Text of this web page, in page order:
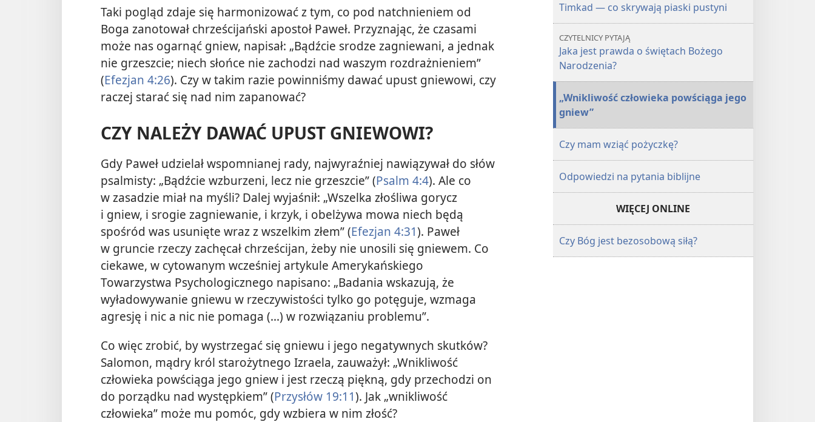
Taki pogląd zdaje się harmonizować z tym, co pod natchnieniem od
Boga zanotował chrześcijański apostoł Paweł. Przyznając, że czasami
może nas ogarnąć gniew, napisał: „Bądźcie srodze zagniewani, a jednak
nie grzeszcie; niech słońce nie zachodzi nad waszym rozdrażnieniem”
(Efezjan 4:26). Czy w takim razie powinniśmy dawać upust gniewowi, czy
raczej starać się nad nim zapanować?
CZY NALEŻY DAWAĆ UPUST GNIEWOWI?
Gdy Paweł udzielał wspomnianej rady, najwyraźniej nawiązywał do słów
psalmisty: „Bądźcie wzburzeni, lecz nie grzeszcie” (Psalm 4:4). Ale co
w zasadzie miał na myśli? Dalej wyjaśnił: „Wszelka złośliwa gorycz
i gniew, i srogie zagniewanie, i krzyk, i obelżywa mowa niech będą
spośród was usunięte wraz z wszelkim złem” (Efezjan 4:31). Paweł
w gruncie rzeczy zachęcał chrześcijan, żeby nie unosili się gniewem. Co
ciekawe, w cytowanym wcześniej artykule Amerykańskiego
Towarzystwa Psychologicznego napisano: „Badania wskazują, że
wyładowywanie gniewu w rzeczywistości tylko go potęguje, wzmaga
agresję i nic a nic nie pomaga (...) w rozwiązaniu problemu”.
Co więc zrobić, by wystrzegać się gniewu i jego negatywnych skutków?
Salomon, mądry król starożytnego Izraela, zauważył: „Wnikliwość
człowieka powściąga jego gniew i jest rzeczą piękną, gdy przechodzi on
do porządku nad występkiem” (Przysłów 19:11). Jak „wnikliwość
człowieka” może mu pomóc, gdy wzbiera w nim złość?
Timkad — co skrywają piaski pustyni
CZYTELNICY PYTAJĄ
Jaka jest prawda o świętach Bożego
Narodzenia?
„Wnikliwość człowieka powściąga jego
gniew”
Czy mam wziąć pożyczkę?
Odpowiedzi na pytania biblijne
WIĘCEJ ONLINE
Czy Bóg jest bezosobową siłą?